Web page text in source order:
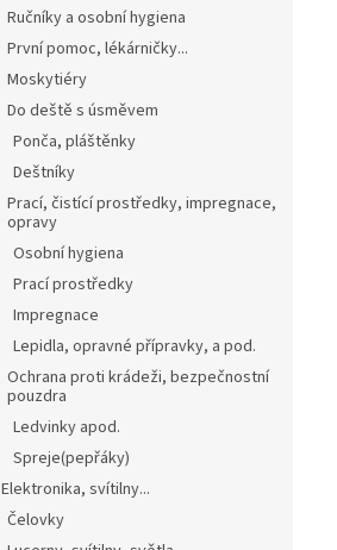
Ručníky a osobní hygiena
První pomoc, lékárničky...
Moskytiéry
Do deště s úsměvem
Ponča, pláštěnky
Deštníky
Prací, čistící prostředky, impregnace,
opravy
Osobní hygiena
Prací prostředky
Impregnace
Lepidla, opravné přípravky, a pod.
Ochrana proti krádeži, bezpečnostní
pouzdra
Ledvinky apod.
Spreje(pepřáky)
Elektronika, svítilny...
Čelovky